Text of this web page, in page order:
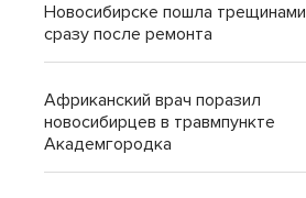
Новосибирске пошла трещинами
сразу после ремонта
Африканский врач поразил
новосибирцев в травмпункте
Академгородка